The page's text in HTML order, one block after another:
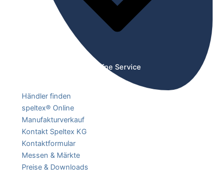
Öffne Service
Händler finden
speltex® Online
Manufakturverkauf
Kontakt Speltex KG
Kontaktformular
Messen & Märkte
Preise & Downloads